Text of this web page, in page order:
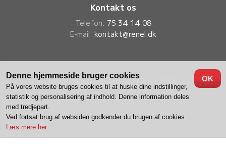
Kontakt os
Telefon: 75 34 14 08
E-mail: kontakt@renel.dk
Created and hosted by Group Online
Denne hjemmeside bruger cookies
På vores website bruges cookies til at huske dine indstillinger,
statistik og personalisering af indhold. Denne information deles
med tredjepart.
Ved fortsat brug af websiden godkender du brugen af cookies
Læs mere her
OK